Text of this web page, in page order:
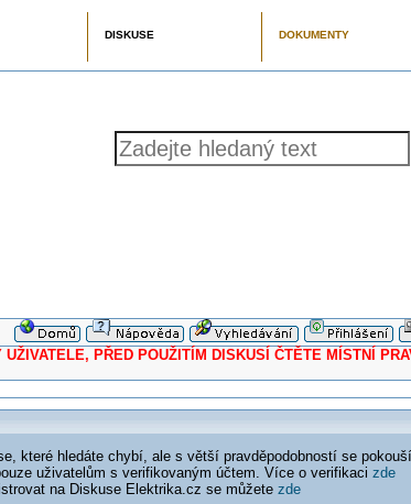
DISKUSE DOKUMENTY
PŘED POUŽITÍM DISKUSÍ ČTĚTE MÍSTNÍ
které hledáte chybí, ale s větší pravděpodobností se
uživatelům s verifikovaným účtem. Více o verifikaci zde
na Diskuse Elektrika.cz se můžete zde